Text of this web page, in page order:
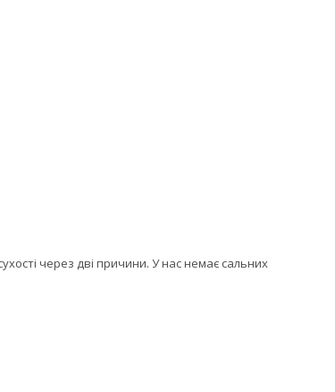
через дві причини. У нас немає сальних